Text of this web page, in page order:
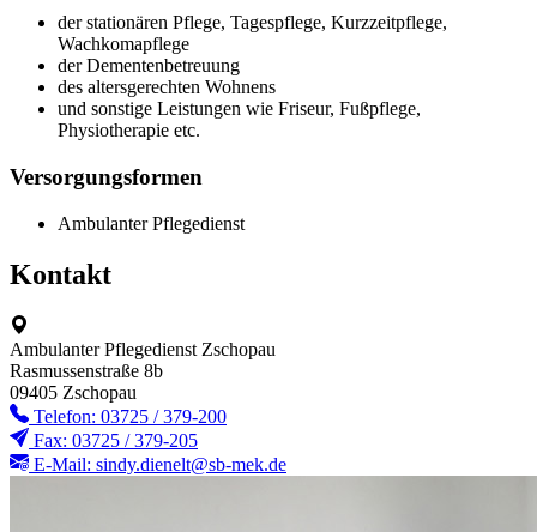
der stationären Pflege, Tagespflege, Kurzzeitpflege,
Wachkomapflege
der Dementenbetreuung
des altersgerechten Wohnens
und sonstige Leistungen wie Friseur, Fußpflege,
Physiotherapie etc.
Versorgungsformen
Ambulanter Pflegedienst
Kontakt
Ambulanter Pflegedienst Zschopau
Rasmussenstraße 8b
09405 Zschopau
Telefon: 03725 / 379-200
Fax: 03725 / 379-205
E-Mail: sindy.dienelt@sb-mek.de